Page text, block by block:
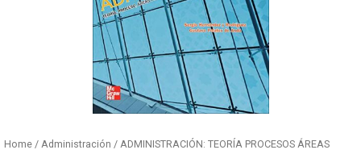
Home / Administración / ADMINISTRACIÓN: TEORÍA PROCESOS ÁREAS